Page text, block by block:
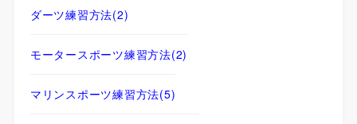
ダーツ練習方法(2)
モータースポーツ練習方法(2)
マリンスポーツ練習方法(5)